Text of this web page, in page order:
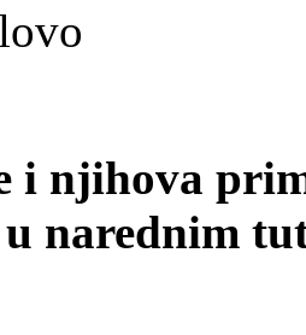
i njihova
u narednim